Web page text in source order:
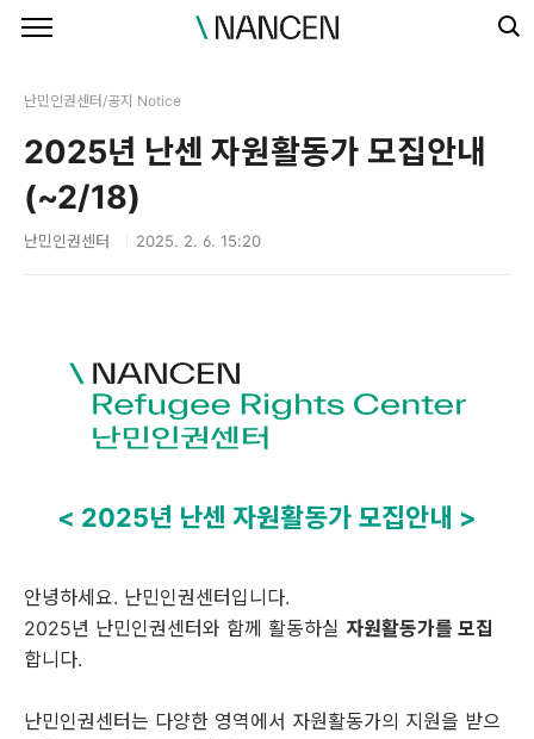
난민인권센터/공지 Notice
2025년 난센 자원활동가 모집안내
(~2/18)
난민인권센터 2025. 2. 6. 15:20
< 2025년 난센 자원활동가 모집안내 >
안녕하세요. 난민인권센터입니다.
2025년 난민인권센터와 함께 활동하실 자원활동가를 모집
합니다.
난민인권센터는 다양한 영역에서 자원활동가의 지원을 받으